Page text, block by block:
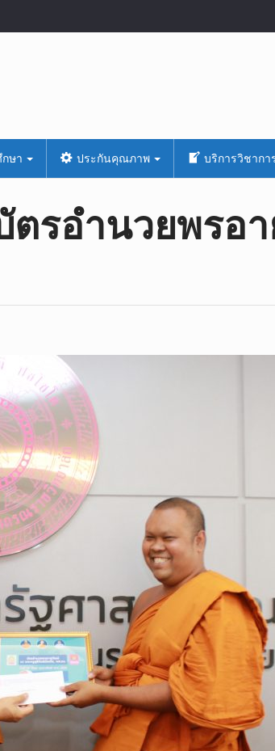
ษา ประกันคุณภาพ บริการวิชากา
รอำนวยพร​อ